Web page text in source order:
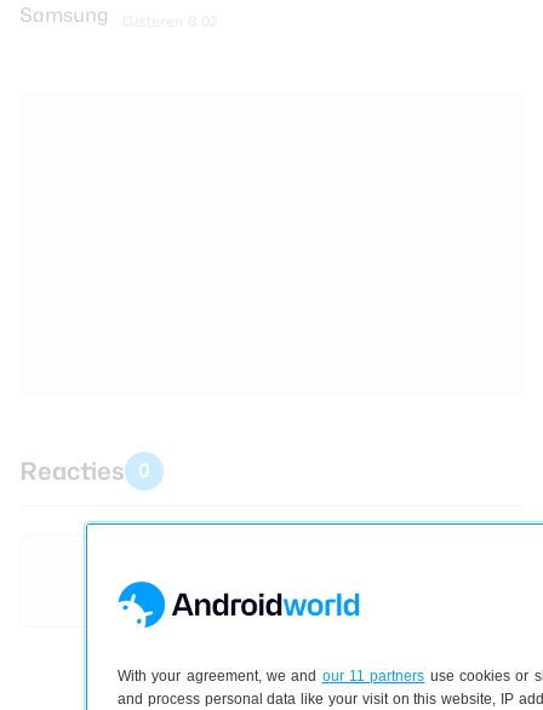
With your agreement, we and our 11 partners use cookies or
and process personal data like your visit on this website, IP
Reacties 0
om een reactie achter te laten